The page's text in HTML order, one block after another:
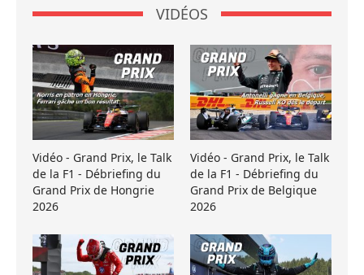
VIDÉOS
Vidéo - Grand Prix, le Talk
de la F1 - Débriefing du
Grand Prix de Hongrie
2026
Vidéo - Grand Prix, le Talk
de la F1 - Débriefing du
Grand Prix de Belgique
2026